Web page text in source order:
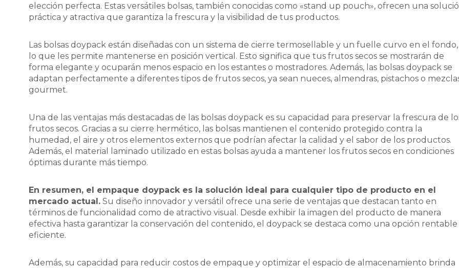
elección perfecta. Estas versátiles bolsas, también conocidas como «stand up pouch», ofrecen una
práctica y atractiva que garantiza la frescura y la visibilidad de tus productos.
Las bolsas doypack están diseñadas con un sistema de cierre termosellable y un fuelle curvo en el fondo,
lo que les permite mantenerse en posición vertical. Esto significa que tus frutos secos se mostrarán de
forma elegante y ocuparán menos espacio en los estantes o mostradores. Además, las bolsas doypack se
adaptan perfectamente a diferentes tipos de frutos secos, ya sean nueces, almendras, pistachos o
gourmet.
Una de las ventajas más destacadas de las bolsas doypack es su capacidad para preservar la frescura de
frutos secos. Gracias a su cierre hermético, las bolsas mantienen el contenido protegido contra la
humedad, el aire y otros elementos externos que podrían afectar la calidad y el sabor de los productos.
Además, el material laminado utilizado en estas bolsas ayuda a mantener los frutos secos en condiciones
óptimas durante más tiempo.
En resumen, el empaque doypack es la solución ideal para cualquier tipo de producto en el
mercado actual. Su diseño innovador y versátil ofrece una serie de ventajas que destacan tanto en
términos de funcionalidad como de atractivo visual. Desde exhibir la imagen del producto de manera
efectiva hasta garantizar la conservación del contenido, el doypack se destaca como una opción rentable
eficiente.
Además, su capacidad para reducir costos de empaque y optimizar el espacio de almacenamiento brinda